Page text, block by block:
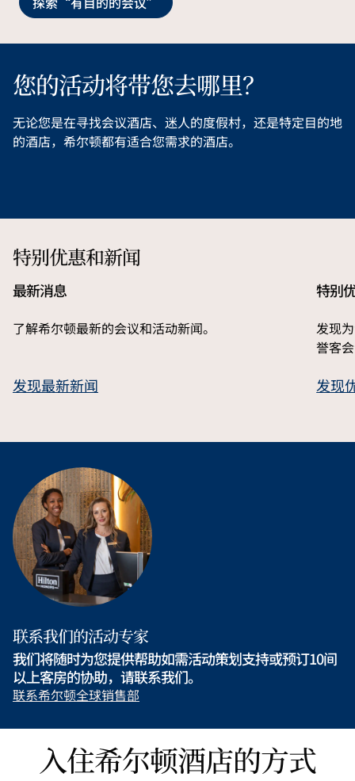
您的活动将带您去哪里？
无论您是在寻找会议酒店、迷人的度假村，还是特定目的地
的酒店，希尔顿都有适合您需求的酒店。
费用全包
特别优惠和新闻
最新消息
了解希尔顿最新的会议和活动新闻。
发现最新新闻
特别
发现
誉客
发现
联系我们的活动专家
我们将随时为您提供帮助如需活动策划支持或预订10间
以上客房的协助，请联系我们。
联系希尔顿全球销售部
入住希尔顿酒店的方式